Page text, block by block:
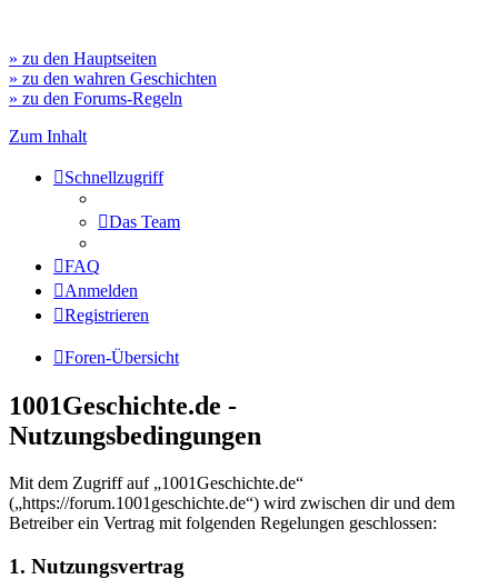
» zu den Hauptseiten
» zu den wahren Geschichten
» zu den Forums-Regeln
Zum Inhalt
Schnellzugriff
Das Team
FAQ
Anmelden
Registrieren
Foren-Übersicht
1001Geschichte.de -
Nutzungsbedingungen
Mit dem Zugriff auf „1001Geschichte.de“
(„https://forum.1001geschichte.de“) wird zwischen dir und dem
Betreiber ein Vertrag mit folgenden Regelungen geschlossen:
1. Nutzungsvertrag